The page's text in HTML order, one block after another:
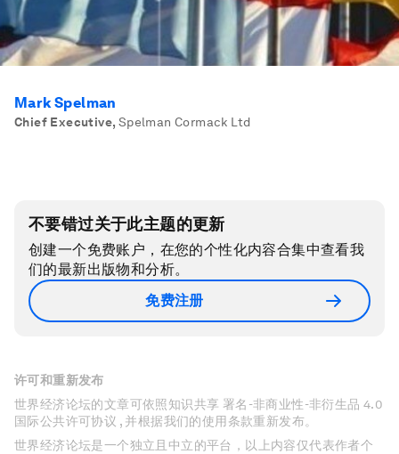
Mark Spelman
Chief Executive, Spelman Cormack Ltd
不要错过关于此主题的更新
创建一个免费账户，在您的个性化内容合集中查看我
们的最新出版物和分析。
免费注册
许可和重新发布
世界经济论坛的文章可依照知识共享 署名-非商业性-非衍生品 4.0
国际公共许可协议 , 并根据我们的使用条款重新发布。
世界经济论坛是一个独立且中立的平台，以上内容仅代表作者个